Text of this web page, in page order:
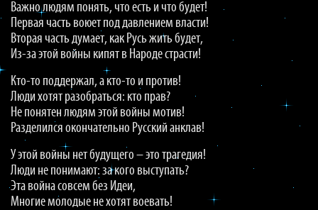
Важно людям понять, что есть и что будет!
Первая часть воюет под давлением власти!
Вторая часть думает, как Русь жить будет,
Из-за этой войны кипят в Народе страсти!
Кто-то поддержал, а кто-то и против!
Люди хотят разобраться: кто прав?
Не понятен людям этой войны мотив!
Разделился окончательно Русский анклав!
У этой войны нет будущего – это трагедия!
Люди не понимают: за кого выступать?
Эта война совсем без Идеи,
Многие молодые не хотят воевать!